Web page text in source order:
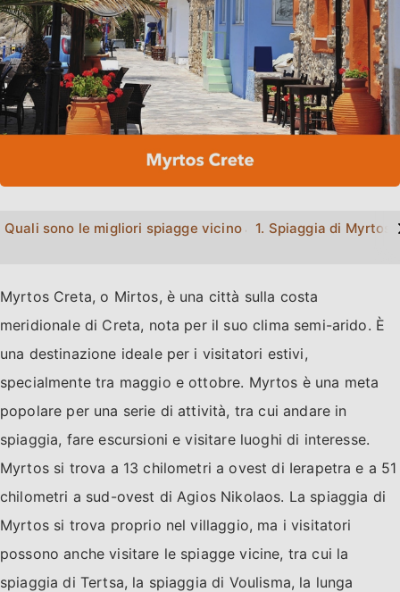
Quali sono le migliori spiagge vicino a Myrtos?1. Spiaggia di Myrtos
Myrtos Creta, o Mirtos, è una città sulla costa
meridionale di Creta, nota per il suo clima semi-arido. È
una destinazione ideale per i visitatori estivi,
specialmente tra maggio e ottobre. Myrtos è una meta
popolare per una serie di attività, tra cui andare in
spiaggia, fare escursioni e visitare luoghi di interesse.
Myrtos si trova a 13 chilometri a ovest di Ierapetra e a 51
chilometri a sud-ovest di Agios Nikolaos. La spiaggia di
Myrtos si trova proprio nel villaggio, ma i visitatori
possono anche visitare le spiagge vicine, tra cui la
spiaggia di Tertsa, la spiaggia di Voulisma, la lunga